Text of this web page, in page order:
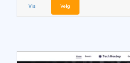
Vis Velg